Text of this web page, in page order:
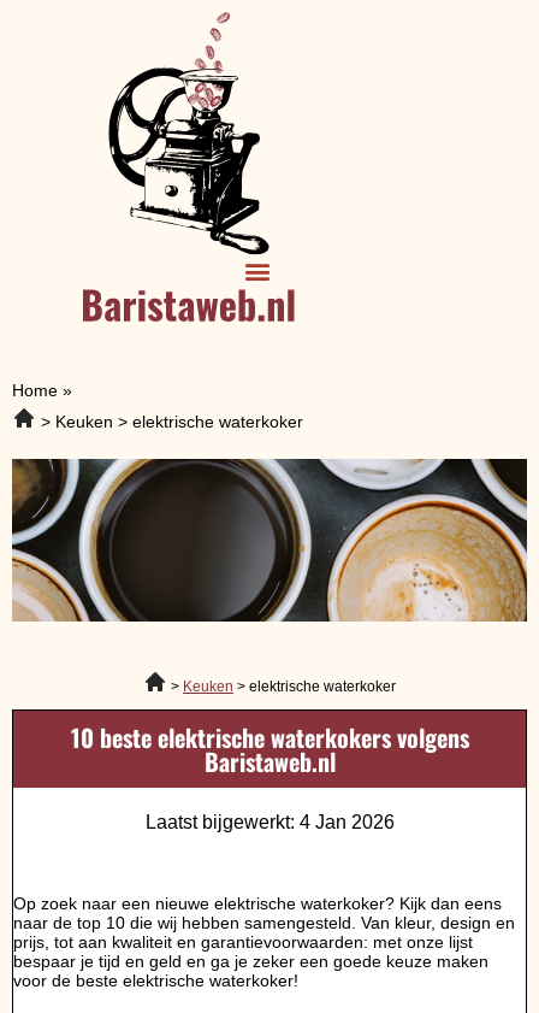
Home »
Keuken
elektrische waterkoker
Keuken elektrische waterkoker
10 beste elektrische waterkokers volgens
Baristaweb.nl
Laatst bijgewerkt: 4 Jan 2026
Op zoek naar een nieuwe elektrische waterkoker? Kijk dan eens
naar de top 10 die wij hebben samengesteld. Van kleur, design en
prijs, tot aan kwaliteit en garantievoorwaarden: met onze lijst
bespaar je tijd en geld en ga je zeker een goede keuze maken
voor de beste elektrische waterkoker!